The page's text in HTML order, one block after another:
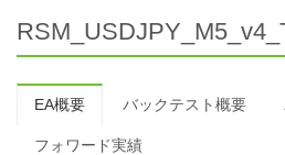
EA概要 バックテスト概要
フォワード実績